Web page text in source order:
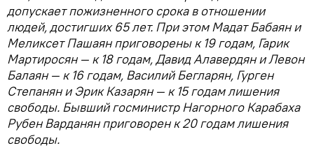
допускает пожизненного срока в отношении
людей, достигших 65 лет. При этом Мадат Бабаян и
Меликсет Пашаян приговорены к 19 годам, Гарик
Мартиросян — к 18 годам, Давид Алавердян и Левон
Балаян — к 16 годам, Василий Бегларян, Гурген
Степанян и Эрик Казарян — к 15 годам лишения
свободы. Бывший госминистр Нагорного Карабаха
Рубен Варданян приговорен к 20 годам лишения
свободы.